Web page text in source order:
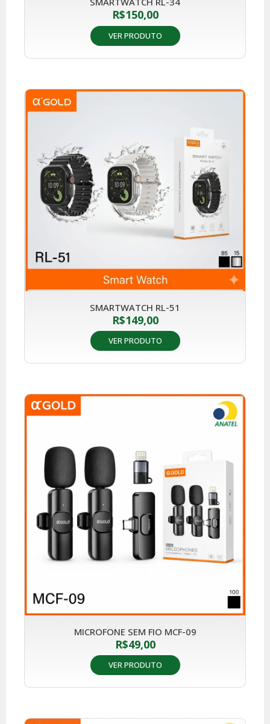
R$150,00
VER PRODUTO
SMARTWATCH RL-51
R$149,00
VER PRODUTO
MICROFONE SEM FIO MCF-09
R$49,00
VER PRODUTO